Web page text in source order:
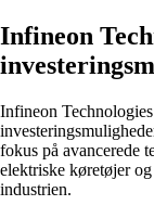
Infineon
Infineon
fokus på avancerede
elektriske køretøjer
industrien.